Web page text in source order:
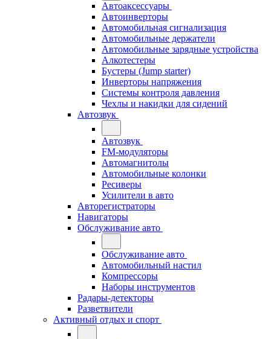
Автоаксессуары
Автоинверторы
Автомобильная сигнализация
Автомобильные держатели
Автомобильные зарядные устройства
Алкотестеры
Бустеры (Jump starter)
Инверторы напряжения
Системы контроля давления
Чехлы и накидки для сидений
Автозвук
Автозвук
FM-модуляторы
Автомагнитолы
Автомобильные колонки
Ресиверы
Усилители в авто
Авторегистраторы
Навигаторы
Обслуживание авто
Обслуживание авто
Автомобильный настил
Компрессоры
Наборы инструментов
Радары-детекторы
Разветвители
Активный отдых и спорт